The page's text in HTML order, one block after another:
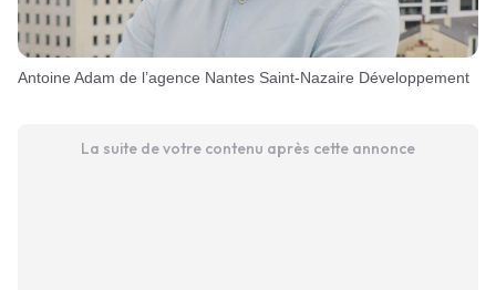
Antoine Adam de l’agence Nantes Saint-Nazaire Développement
La suite de votre contenu après cette annonce